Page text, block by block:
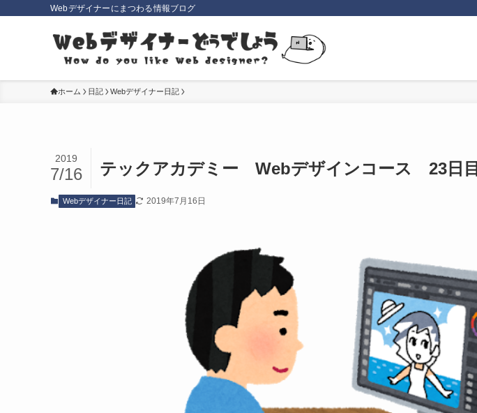
Webデザイナーにまつわる情報ブログ
ホーム 日記 Webデザイナー日記
テックアカデミー Webデザインコース 23日目
2019
7/16
Webデザイナー日記 2019年7月16日